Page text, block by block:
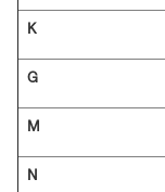
K
G
M
N